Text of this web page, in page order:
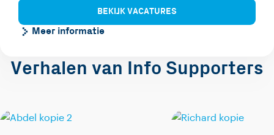
BEKIJK VACATURES
Meer informatie
Verhalen van Info Supporters